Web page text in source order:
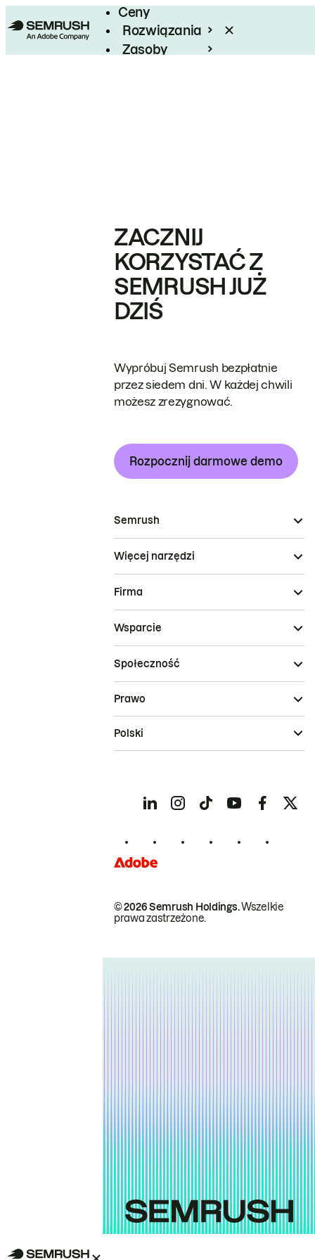
Ceny
Rozwiązania
Zasoby
ZACZNIJ
KORZYSTAĆ Z
SEMRUSH JUŻ
DZIŚ
Wypróbuj Semrush bezpłatnie
przez siedem dni. W każdej chwili
możesz zrezygnować.
Rozpocznij darmowe demo
Semrush
Więcej narzędzi
Firma
Wsparcie
Społeczność
© 2026 Semrush Holdings.Wszelkie
prawa zastrzeżone.
Prawo
Polski